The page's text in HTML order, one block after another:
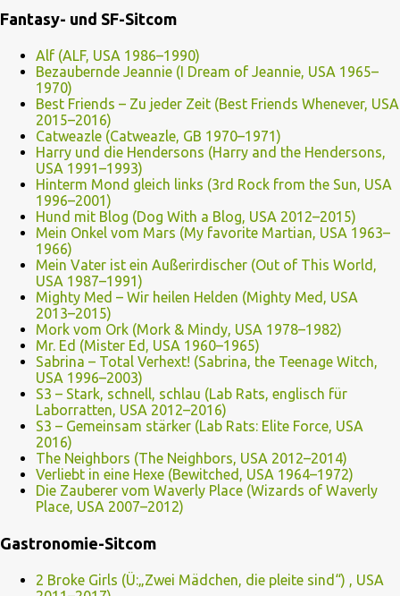
Fantasy- und SF-Sitcom
Alf (ALF, USA 1986–1990)
Bezaubernde Jeannie (I Dream of Jeannie, USA 1965–
1970)
Best Friends – Zu jeder Zeit (Best Friends Whenever, USA
2015–2016)
Catweazle (Catweazle, GB 1970–1971)
Harry und die Hendersons (Harry and the Hendersons,
USA 1991–1993)
Hinterm Mond gleich links (3rd Rock from the Sun, USA
1996–2001)
Hund mit Blog (Dog With a Blog, USA 2012–2015)
Mein Onkel vom Mars (My favorite Martian, USA 1963–
1966)
Mein Vater ist ein Außerirdischer (Out of This World,
USA 1987–1991)
Mighty Med – Wir heilen Helden (Mighty Med, USA
2013–2015)
Mork vom Ork (Mork & Mindy, USA 1978–1982)
Mr. Ed (Mister Ed, USA 1960–1965)
Sabrina – Total Verhext! (Sabrina, the Teenage Witch,
USA 1996–2003)
S3 – Stark, schnell, schlau (Lab Rats, englisch für
Laborratten, USA 2012–2016)
S3 – Gemeinsam stärker (Lab Rats: Elite Force, USA
2016)
The Neighbors (The Neighbors, USA 2012–2014)
Verliebt in eine Hexe (Bewitched, USA 1964–1972)
Die Zauberer vom Waverly Place (Wizards of Waverly
Place, USA 2007–2012)
Gastronomie-Sitcom
2 Broke Girls (Ü:„Zwei Mädchen, die pleite sind“) , USA